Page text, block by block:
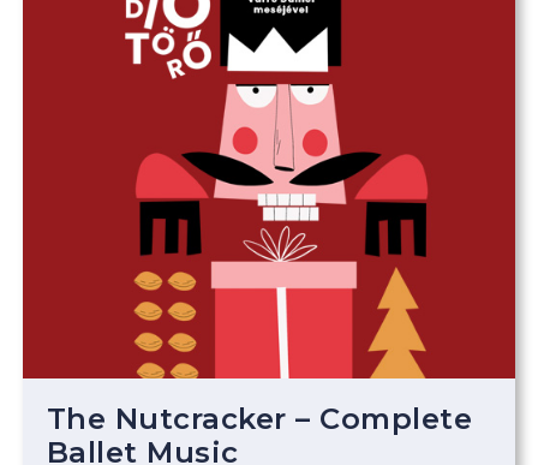
The Nutcracker – Complete
Ballet Music